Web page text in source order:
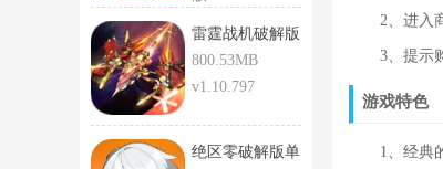
雷霆战机破解版
800.53MB
v1.10.797
绝区零破解版单
2、进入商
3、提示购
游戏特色
1、经典的